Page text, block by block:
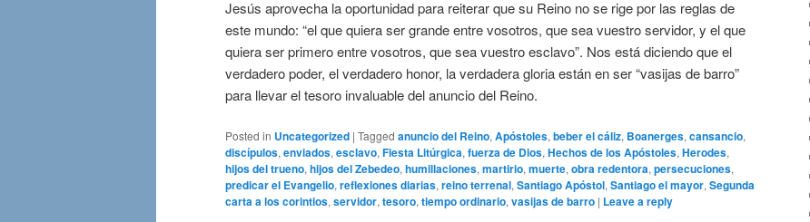
Jesús aprovecha la oportunidad para reiterar que su Reino no se rige por las reglas de
este mundo: “el que quiera ser grande entre vosotros, que sea vuestro servidor, y el que
quiera ser primero entre vosotros, que sea vuestro esclavo”. Nos está diciendo que el
verdadero poder, el verdadero honor, la verdadera gloria están en ser “vasijas de barro”
para llevar el tesoro invaluable del anuncio del Reino.
Posted in Uncategorized | Tagged anuncio del Reino, Apóstoles, beber el cáliz, Boanerges, cansancio,
discípulos, enviados, esclavo, Fiesta Litúrgica, fuerza de Dios, Hechos de los Apóstoles, Herodes,
hijos del trueno, hijos del Zebedeo, humillaciones, martirio, muerte, obra redentora, persecuciones,
predicar el Evangelio, reflexiones diarias, reino terrenal, Santiago Apóstol, Santiago el mayor, Segunda
carta a los corintios, servidor, tesoro, tiempo ordinario, vasijas de barro | Leave a reply